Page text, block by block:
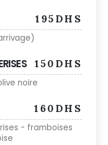
195DHS
150DHS
noire
160DHS
- framboises